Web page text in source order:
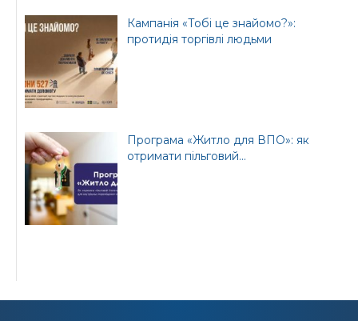
Кампанія «Тобі це знайомо?»:
протидія торгівлі людьми
Програма «Житло для ВПО»: як
отримати пільговий...